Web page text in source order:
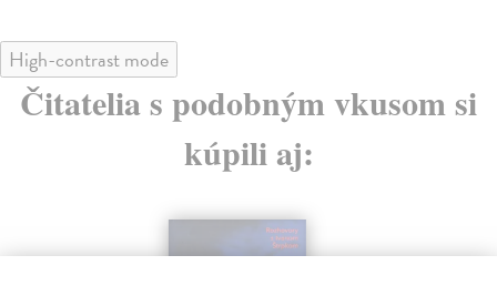
High-contrast mode
Čitatelia s podobným vkusom si
kúpili aj: